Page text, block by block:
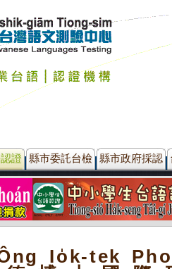
證 縣市委託台檢 縣市政府採認
Io̍k-tek